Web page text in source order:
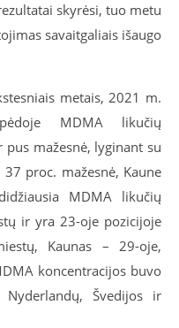
skyrėsi, tuo metu
savaitgaliais išaugo
metais, 2021 m.
MDMA likučių
mažesnė, lyginant su
proc. mažesnė, Kaune
MDMA likučių
ir yra 23-oje pozicijoje
Kaunas – 29-oje,
koncentracijos buvo
Nyderlandų, Švedijos ir